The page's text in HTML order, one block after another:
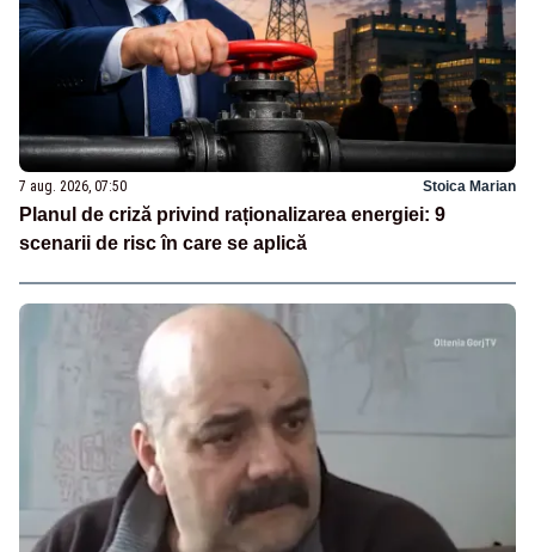
7 aug. 2026, 07:50 Stoica Marian
Planul de criză privind raționalizarea energiei: 9
scenarii de risc în care se aplică